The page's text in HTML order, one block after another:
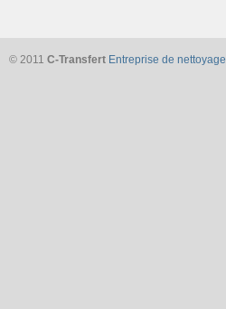
© 2011 C-Transfert Entreprise de nettoyage